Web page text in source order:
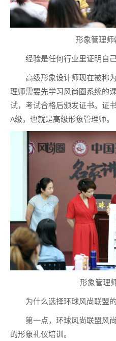
形象管理
经验是任何行业里证明自
高级形象设计师现在被称
理师需要先学习风尚圈系统的
试，考试合格后颁发证书。证
A级，也就是高级形象管理师。
形象管理
为什么选择环球风尚联盟
第一点，环球风尚联盟风
的形象礼仪培训。